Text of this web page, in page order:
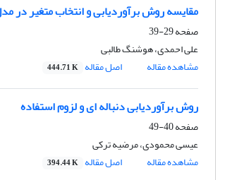
مقایسه روش برآوردیابی و انتخاب متغیر در
صفحه29-39
علی احمدی، هوشنگ طالبی
مشاهده مقاله
اصل مقاله 444.71 K
روش برآوردیابی دنباله ای و لزوم استفاده
صفحه40-49
عیسی محمودی، مرضیه ترکی
مشاهده مقاله
اصل مقاله 394.44 K